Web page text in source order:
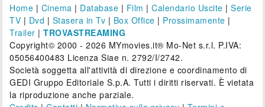
Home | Cinema | Database | Film |Calendario Uscite |Serie
TV | Dvd | Stasera in Tv | Box Office | Prossimamente |
Trailer |TROVASTREAMING
Copyright© 2000 - 2026 MYmovies.it® Mo-Net s.r.l. P.IVA:
05056400483 Licenza Siae n. 2792/I/2742.
Società soggetta all'attività di direzione e coordinamento di
GEDI Gruppo Editoriale S.p.A. Tutti i diritti riservati. È vietata
la riproduzione anche parziale.